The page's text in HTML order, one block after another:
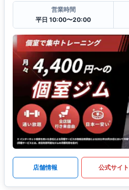
営業時間
平日 10:00〜20:00
店舗情報 公式サイト